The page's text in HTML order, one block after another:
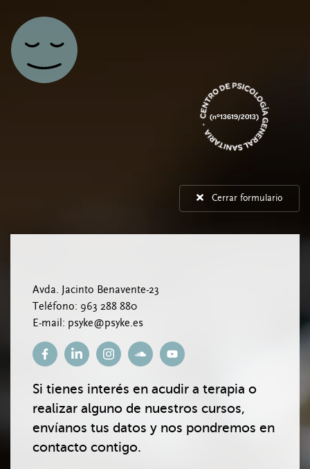
Navegación principal
(nº13619/2013)
Cerrar formulario
Avda. Jacinto Benavente-23
Teléfono: 963 288 880
E-mail: psyke@psyke.es
Si tienes interés en acudir a terapia o
realizar alguno de nuestros cursos,
envíanos tus datos y nos pondremos en
contacto contigo.